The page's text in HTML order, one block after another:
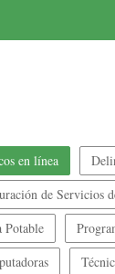
en línea
de Servicios
Potable